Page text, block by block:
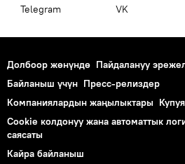
Telegram VK
Долбоор жөнүндө Пайдалануу
Байланыш үчүн Пресс-релиздер
Компаниялардын жаңылыктары
Cookie колдонуу жана автоматтык
саясаты
Кайра байланыш